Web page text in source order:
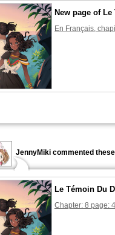
New page of
En Français,
JennyMiki commented
Le Témoin Du
Chapter: 8 page: